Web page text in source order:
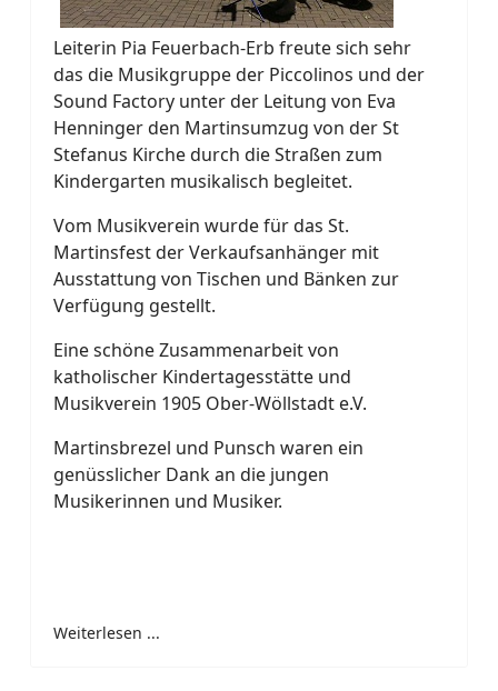
Leiterin Pia Feuerbach-Erb freute sich sehr
das die Musikgruppe der Piccolinos und der
Sound Factory unter der Leitung von Eva
Henninger den Martinsumzug von der St
Stefanus Kirche durch die Straßen zum
Kindergarten musikalisch begleitet.
Vom Musikverein wurde für das St.
Martinsfest der Verkaufsanhänger mit
Ausstattung von Tischen und Bänken zur
Verfügung gestellt.
Eine schöne Zusammenarbeit von
katholischer Kindertagesstätte und
Musikverein 1905 Ober-Wöllstadt e.V.
Martinsbrezel und Punsch waren ein
genüsslicher Dank an die jungen
Musikerinnen und Musiker.
Weiterlesen ...